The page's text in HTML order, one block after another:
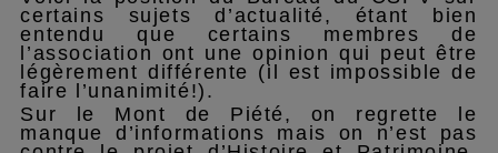
certains sujets d’actualité, étant bien
entendu que certains membres de
l’association ont une opinion qui peut être
légèrement différente (il est impossible de
faire l’unanimité!).
Sur le Mont de Piété, on regrette le
manque d’informations mais on n’est pas